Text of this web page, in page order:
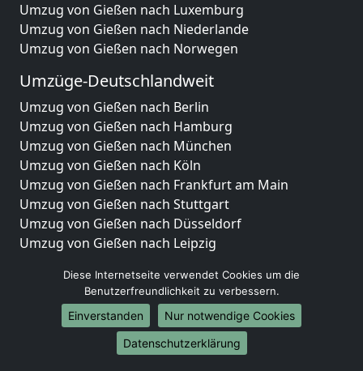
Umzug von Gießen nach Luxemburg
Umzug von Gießen nach Niederlande
Umzug von Gießen nach Norwegen
Umzüge-Deutschlandweit
Umzug von Gießen nach Berlin
Umzug von Gießen nach Hamburg
Umzug von Gießen nach München
Umzug von Gießen nach Köln
Umzug von Gießen nach Frankfurt am Main
Umzug von Gießen nach Stuttgart
Umzug von Gießen nach Düsseldorf
Umzug von Gießen nach Leipzig
Umzug von Gießen nach Essen
Umzug von Gießen nach Bremen
Umzug von Gießen nach Dresden
Umzug von Gießen nach Hannover
Umzug von Gießen nach Nürnberg
Diese Internetseite verwendet Cookies um die
Benutzerfreundlichkeit zu verbessern.
Einverstanden
Nur notwendige Cookies
Datenschutzerklärung